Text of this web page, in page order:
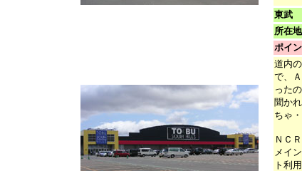
東武
所在地
ポイ
道内
で、
った
聞か
ちゃ
ＮＣ
メイ
ト利